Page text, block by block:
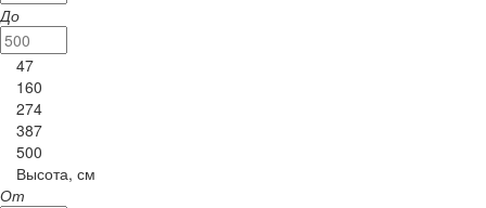
До
47
160
274
387
500
Высота, см
От